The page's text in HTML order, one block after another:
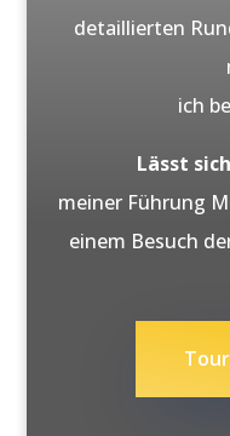
detaillierten
ich
Lässt
meiner Führung
einem Besuch